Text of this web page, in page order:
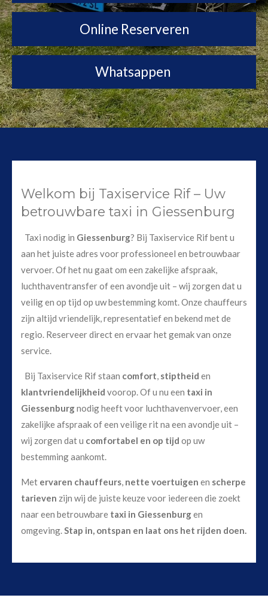
Online Reserveren
Whatsappen
Welkom bij Taxiservice Rif – Uw
betrouwbare taxi in Giessenburg
Taxi nodig in Giessenburg? Bij Taxiservice Rif bent u
aan het juiste adres voor professioneel en betrouwbaar
vervoer. Of het nu gaat om een zakelijke afspraak,
luchthaventransfer of een avondje uit – wij zorgen dat u
veilig en op tijd op uw bestemming komt. Onze chauffeurs
zijn altijd vriendelijk, representatief en bekend met de
regio. Reserveer direct en ervaar het gemak van onze
service.
Bij Taxiservice Rif staan comfort, stiptheid en
klantvriendelijkheid voorop. Of u nu een taxi in
Giessenburgnodig heeft voor luchthavenvervoer, een
zakelijke afspraak of een veilige rit na een avondje uit –
wij zorgen dat u comfortabel en op tijd op uw
bestemming aankomt.
Met ervaren chauffeurs, nette voertuigen en scherpe
tarieven zijn wij de juiste keuze voor iedereen die zoekt
naar een betrouwbare taxi in Giessenburgen
omgeving.Stap in, ontspan en laat ons het rijden doen.